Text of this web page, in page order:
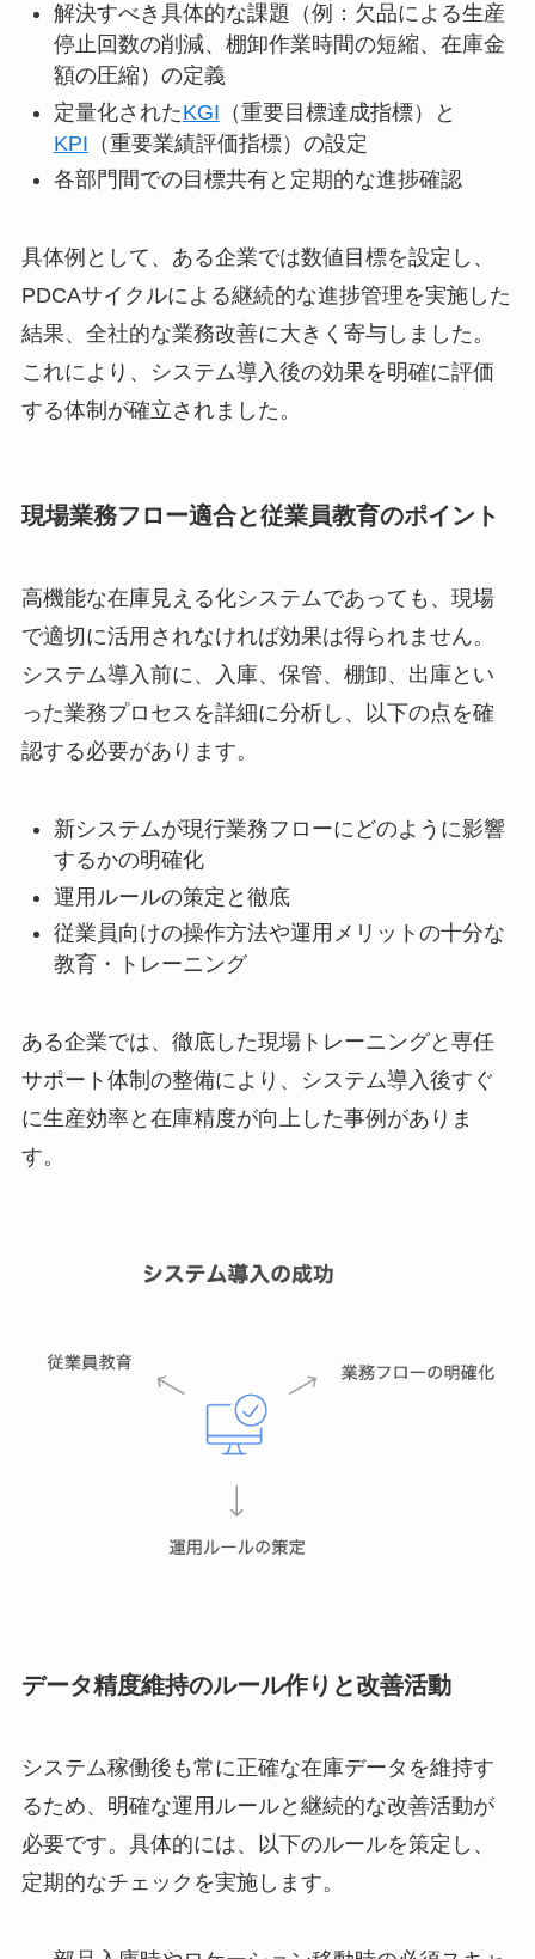
解決すべき具体的な課題（例：欠品による生産
停止回数の削減、棚卸作業時間の短縮、在庫金
額の圧縮）の定義
定量化されたKGI （重要目標達成指標）と
KPI （重要業績評価指標）の設定
各部門間での目標共有と定期的な進捗確認
具体例として、ある企業では数値目標を設定し、
PDCAサイクルによる継続的な進捗管理を実施した
結果、全社的な業務改善に大きく寄与しました。
これにより、システム導入後の効果を明確に評価
する体制が確立されました。
現場業務フロー適合と従業員教育のポイント
高機能な在庫見える化システムであっても、現場
で適切に活用されなければ効果は得られません。
システム導入前に、入庫、保管、棚卸、出庫とい
った業務プロセスを詳細に分析し、以下の点を確
認する必要があります。
新システムが現行業務フローにどのように影響
するかの明確化
運用ルールの策定と徹底
従業員向けの操作方法や運用メリットの十分な
教育・トレーニング
ある企業では、徹底した現場トレーニングと専任
サポート体制の整備により、システム導入後すぐ
に生産効率と在庫精度が向上した事例がありま
す。
データ精度維持のルール作りと改善活動
システム稼働後も常に正確な在庫データを維持す
るため、明確な運用ルールと継続的な改善活動が
必要です。具体的には、以下のルールを策定し、
定期的なチェックを実施します。